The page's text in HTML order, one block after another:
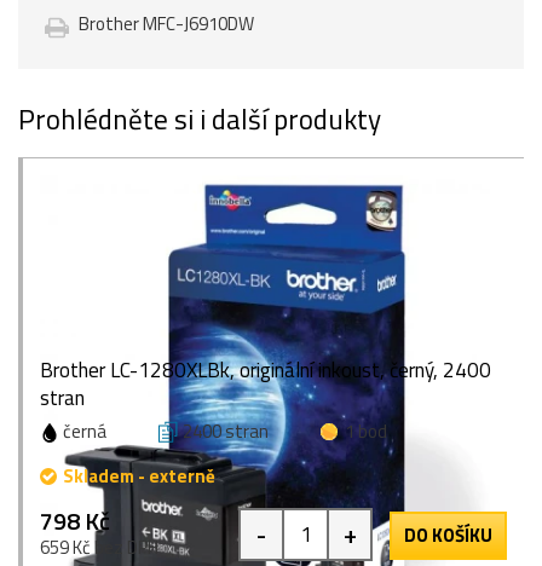
Brother MFC-J6910DW
Prohlédněte si i další produkty
Brother LC-1280XLBk, originální inkoust, černý, 2400
stran
černá 2400 stran
1 bod
Skladem - externě
798 Kč
659 Kč bez DPH - + DO KOŠÍKU